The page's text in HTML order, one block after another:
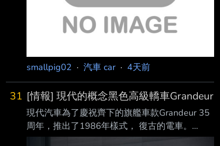
smallpig02 · 汽車 car· 4天前
31 [情報] 現代的概念黑色高級轎車Grandeur
現代汽車為了慶祝齊下的旗艦車款Grandeur 35
周年，推出了1986年樣式， 復古的電車。
https://tinyurl.com/3apt2yrv